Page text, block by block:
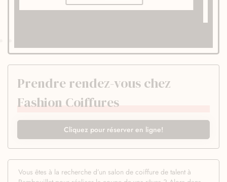
Profiterà -50%
Prendre rendez-vous chez
Fashion Coiffures
Cliquez pour réserver en ligne!
Vous êtes à la recherche d’un salon de coiffure de talent à